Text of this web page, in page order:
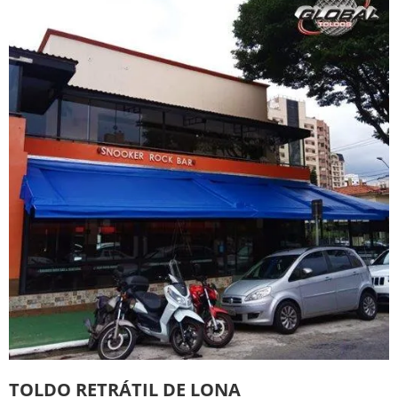
TOLDO DE ENROLAR
TOLDO DE LONA PREÇO
TOLDO DE RECOLHER
TOLDO DE ROLO PREÇO
TOLDO DE TRILHO PREÇO
TOLDO FIXO EM POLICARBONATO
TOLDO PARA FACHADA
TOLDO RETO
TOLDO RETRÁTIL ÁREA EXTERNA
TOLDO RETRÁTIL ARTICULADO
TOLDO RETRÁTIL ARTICULADO PREÇO
TOLDO RETRÁTIL BRAÇO ARTICULADO
TOLDO RETRÁTIL CORTINA
TOLDO RETRÁTIL DE ENROLAR
TOLDO RETRÁTIL DE LONA